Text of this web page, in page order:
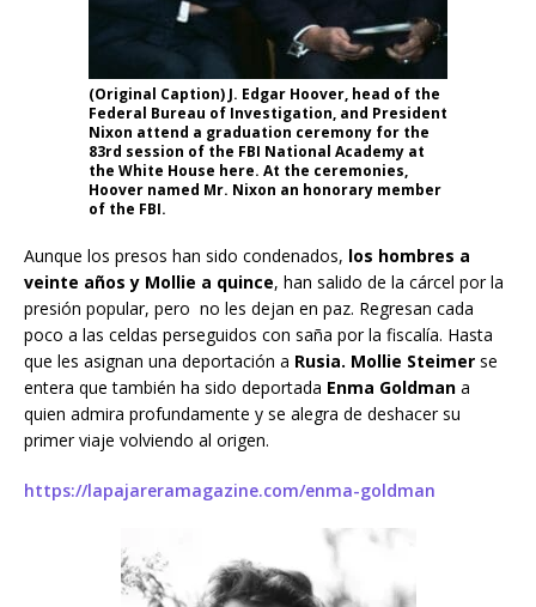
(Original Caption) J. Edgar Hoover, head of the
Federal Bureau of Investigation, and President
Nixon attend a graduation ceremony for the
83rd session of the FBI National Academy at
the White House here. At the ceremonies,
Hoover named Mr. Nixon an honorary member
of the FBI.
Aunque los presos han sido condenados, los hombres a
veinte años y Mollie a quince, han salido de la cárcel por la
presión popular, pero no les dejan en paz. Regresan cada
poco a las celdas perseguidos con saña por la fiscalía. Hasta
que les asignan una deportación a Rusia. Mollie Steimer se
entera que también ha sido deportada Enma Goldman a
quien admira profundamente y se alegra de deshacer su
primer viaje volviendo al origen.
https://lapajareramagazine.com/enma-goldman